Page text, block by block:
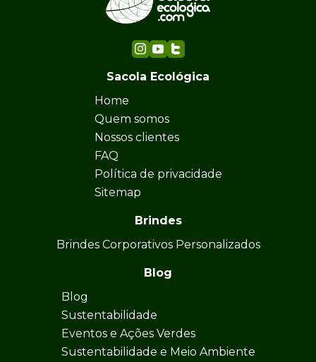
Sacola Ecológica
Home
Quem somos
Nossos clientes
FAQ
Política de privacidade
Sitemap
Brindes
Brindes Corporativos Personalizados
Blog
Blog
Sustentabilidade
Eventos e Ações Verdes
Sustentabilidade e Meio Ambiente